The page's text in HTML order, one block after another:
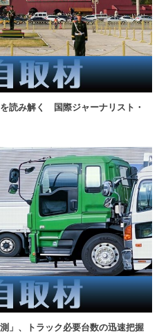
読み解く 国際ジャーナリスト・
」、トラック必要台数の迅速把握